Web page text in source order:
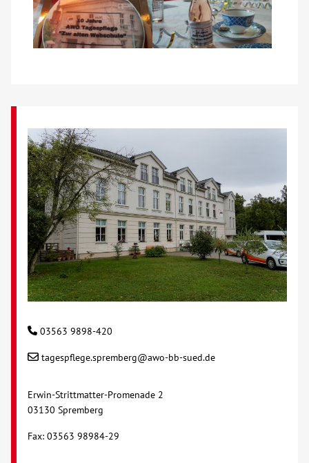
03563 9898-420
tagespflege.spremberg@awo-bb-sued.de
Erwin-Strittmatter-Promenade 2
03130 Spremberg
Fax: 03563 98984-29